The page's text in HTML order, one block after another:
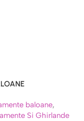
baloane,
Si Ghirlande